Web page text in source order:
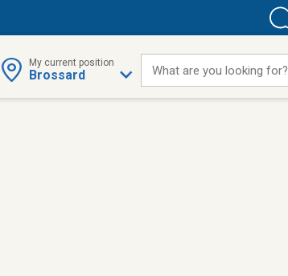
My current position
Brossard What are you looking for?